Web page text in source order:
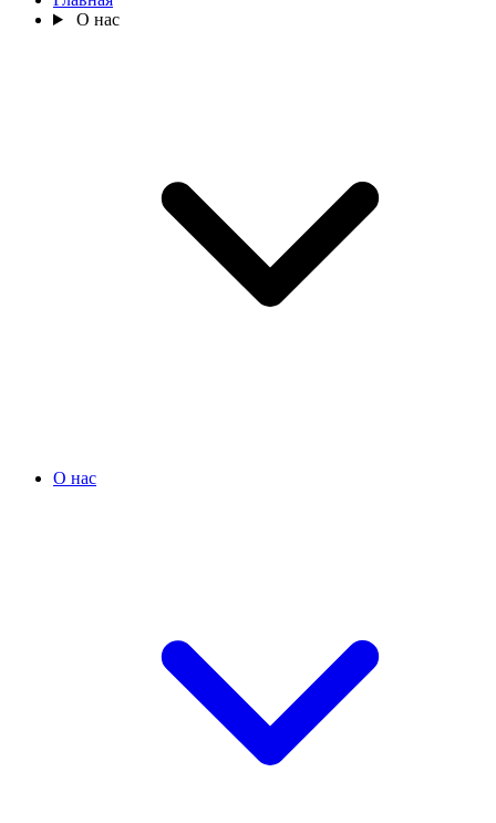
О нас
О нас